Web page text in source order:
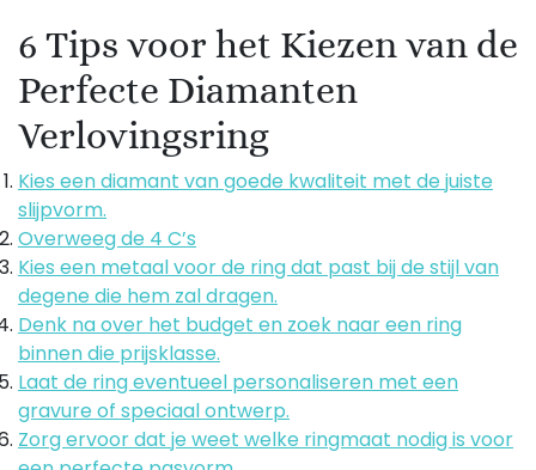
6 Tips voor het Kiezen van de
Perfecte Diamanten
Verlovingsring
Kies een diamant van goede kwaliteit met de juiste
slijpvorm.
Overweeg de 4 C’s
Kies een metaal voor de ring dat past bij de stijl van
degene die hem zal dragen.
Denk na over het budget en zoek naar een ring
binnen die prijsklasse.
Laat de ring eventueel personaliseren met een
gravure of speciaal ontwerp.
Zorg ervoor dat je weet welke ringmaat nodig is voor